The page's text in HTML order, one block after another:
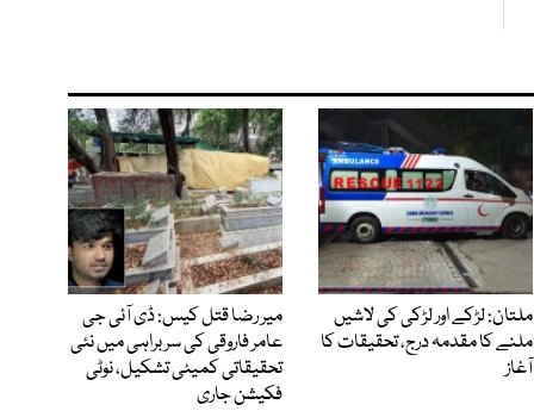
ملتان: لڑکے اور لڑکی کی لاشیں
ملنے کا مقدمہ درج، تحقیقات کا
آغاز
میر رضا قتل کیس: ڈی آئی جی
عامر فاروقی کی سربراہی میں نئی
تحقیقاتی کمیٹی تشکیل، نوٹی
فکیشن جاری